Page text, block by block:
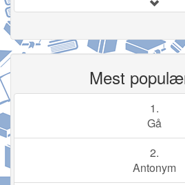
Mest
1.
Gå
2.
Antonym